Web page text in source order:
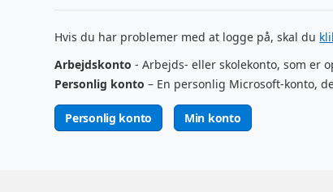
Hvis du har problemer med at logge på, skal du
Arbejdskonto - Arbejds- eller skolekonto, som er
Personlig konto – En personlig Microsoft-konto,
Personlig konto Min konto